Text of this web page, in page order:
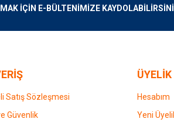
İÇİN E-BÜLTENİMİZE
Satış Sözleşmesi
Güvenlik
ÜYELİK
Hesabım
Yeni